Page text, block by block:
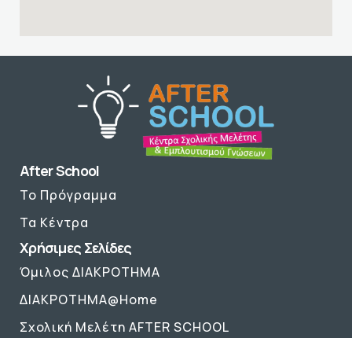
After School
Το Πρόγραμμα
Τα Κέντρα
Χρήσιμες Σελίδες
Όμιλος ΔΙΑΚΡΟΤΗΜΑ
ΔΙΑΚΡΟΤΗΜΑ@Home
Σχολική Μελέτη AFTER SCHOOL